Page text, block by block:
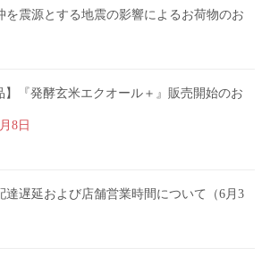
を震源とする地震の影響によるお荷物のお
】『発酵玄米エクオール＋』販売開始のお
8日
達遅延および店舗営業時間について（6月3